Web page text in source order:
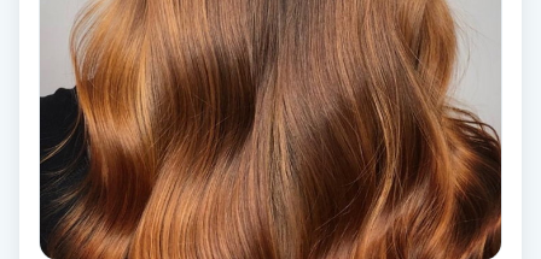
Dermapen
Diamantslipning
Enzympeeling
Extensions